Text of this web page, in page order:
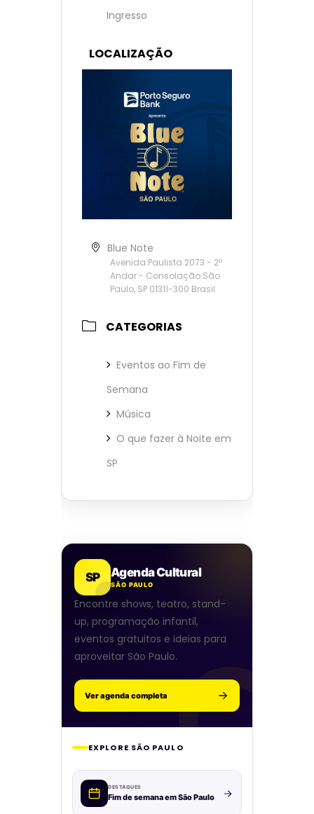
Ingresso
LOCALIZAÇÃO
Blue Note
Avenida Paulista 2073 - 2º
Andar - Consolação São
Paulo, SP 01311-300 Brasil
CATEGORIAS
Eventos ao Fim de
Semana
Música
O que fazer à Noite em
SP
SP Agenda Cultural
SÃO PAULO
Encontre shows, teatro, stand-
up, programação infantil,
eventos gratuitos e ideias para
aproveitar São Paulo.
Ver agenda completa
EXPLORE SÃO PAULO
DESTAQUES
Fim de semana em São Paulo